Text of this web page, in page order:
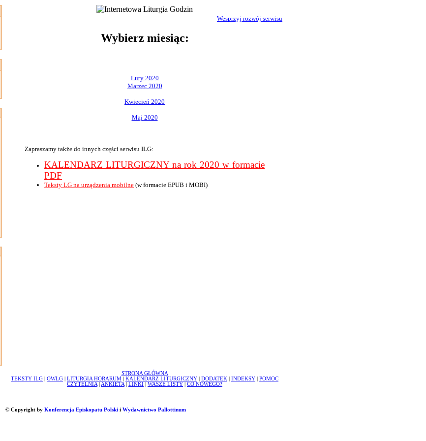
Wesprzyj rozwój serwisu
Wybierz miesiąc:
Luty 2020
Marzec 2020
Kwiecień 2020
Maj 2020
Zapraszamy także do innych części serwisu ILG:
KALENDARZ LITURGICZNY na rok 2020 w formacie
PDF
Teksty LG na urządzenia mobilne (w formacie EPUB i MOBI)
STRONA GŁÓWNA
TEKSTY ILG
OWLG LITURGIA HORARUM KALENDARZ LITURGICZNY DODATEK INDEKSY
POMOC
CZYTELNIA
ANKIETA LINKI WASZE LISTY CO NOWEGO?
© Copyright by Konferencja Episkopatu Polskii Wydawnictwo Pallottinum